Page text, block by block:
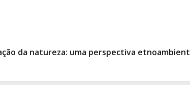
da natureza: uma perspectiva